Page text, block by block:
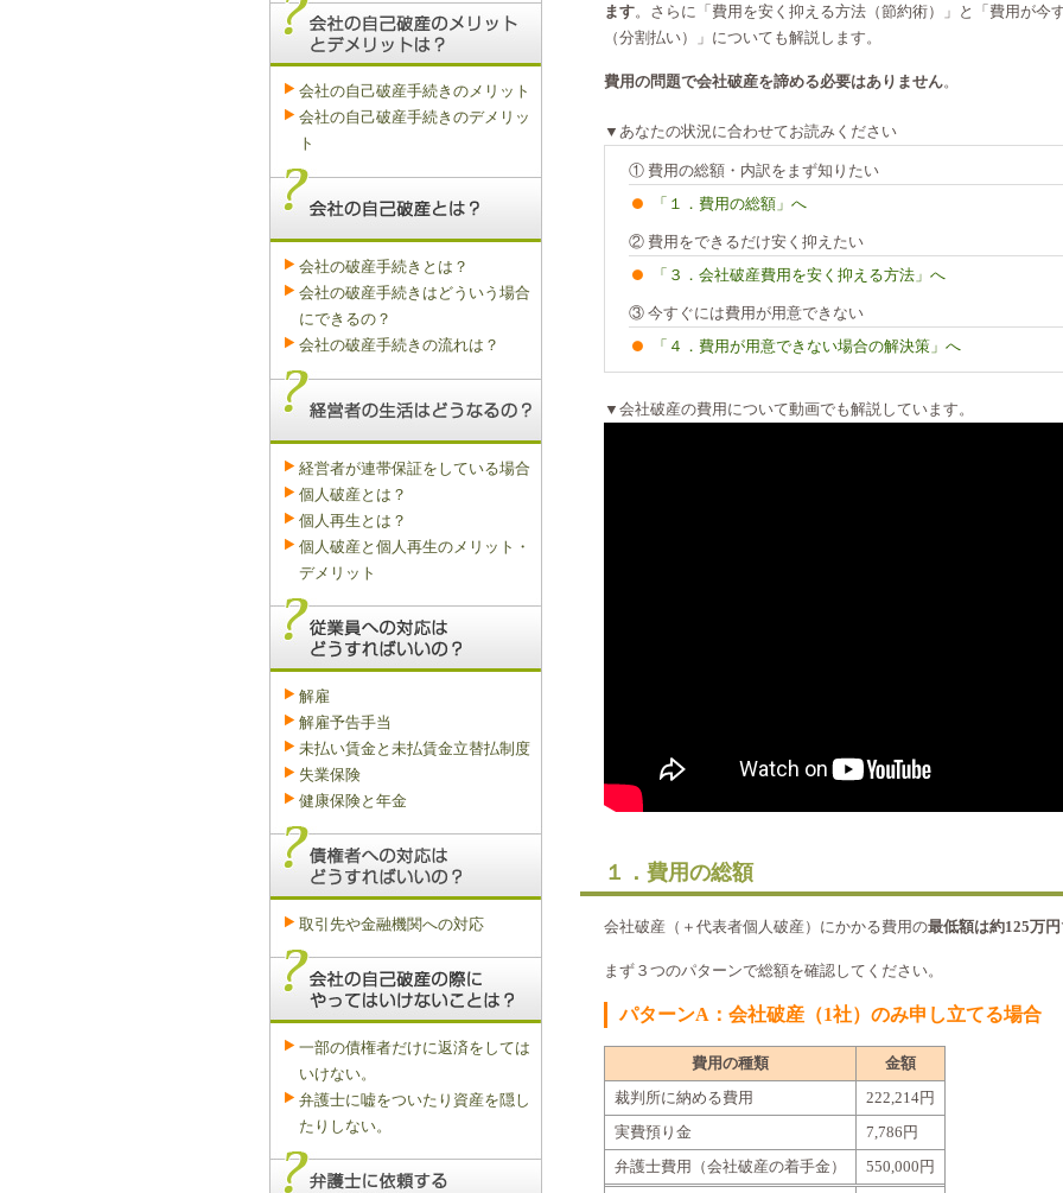
ます。さらに「費用を安く抑える方法（節約術）」と「費用が今
（分割払い）」についても解説します。
費用の問題で会社破産を諦める必要はありません。
▼あなたの状況に合わせてお読みください
① 費用の総額・内訳をまず知りたい
「１．費用の総額」へ
② 費用をできるだけ安く抑えたい
「３．会社破産費用を安く抑える方法」へ
③ 今すぐには費用が用意できない
「４．費用が用意できない場合の解決策」へ
▼会社破産の費用について動画でも解説しています。
１．費用の総額
会社破産（＋代表者個人破産）にかかる費用の最低額は約125万円
まず３つのパターンで総額を確認してください。
パターンA：会社破産（1社）のみ申し立てる場合
費用の種類
金額
裁判所に納める費用
222,214円
実費預り金
7,786円
弁護士費用（会社破産の着手金）
550,000円
会社の自己破産手続きのメリット
会社の自己破産手続きのデメリッ
ト
会社の破産手続きとは？
会社の破産手続きはどういう場合
にできるの？
会社の破産手続きの流れは？
経営者が連帯保証をしている場合
個人破産とは？
個人再生とは？
個人破産と個人再生のメリット・
デメリット
解雇
解雇予告手当
未払い賃金と未払賃金立替払制度
失業保険
健康保険と年金
取引先や金融機関への対応
一部の債権者だけに返済をしては
いけない。
弁護士に嘘をついたり資産を隠し
たりしない。